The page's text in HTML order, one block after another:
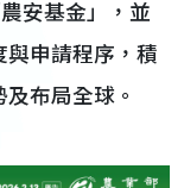
安基金」，並
與申請程序，積
布局全球。